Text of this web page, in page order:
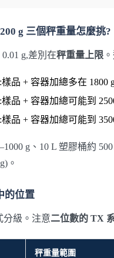
g 三個秤重量怎麼挑?
g,差別在秤重量上限
樣品 + 容器加總多在
樣品 + 容器加總可能到
樣品 + 容器加總可能到
g、10 L 塑膠桶約
。
的位置
分級。注意二位數的 TX
秤重量範圍